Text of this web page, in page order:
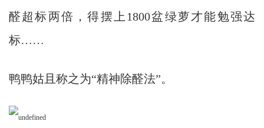
醛超标两倍，得摆上1800盆绿萝才能勉强达
标……
鸭鸭姑且称之为“精神除醛法”。